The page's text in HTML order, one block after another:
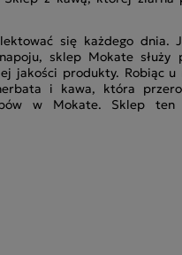
się każdego dnia.
sklep Mokate służy
jakości produkty. Robiąc u
i kawa, która
w Mokate. Sklep